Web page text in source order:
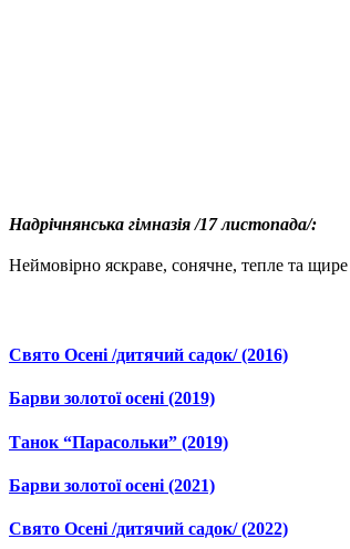
Надрічнянська гімназія /17 листопада/:
Неймовірно яскраве, сонячне, тепле та
Свято Осені /дитячий садок/ (2016)
Барви золотої осені (2019)
Танок “Парасольки” (2019)
Барви золотої осені (2021)
Свято Осені /дитячий садок/ (2022)